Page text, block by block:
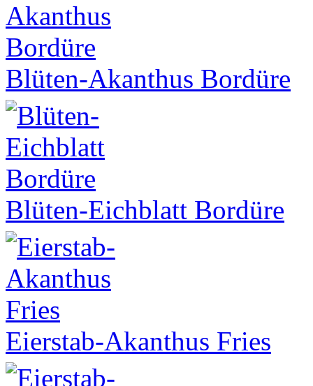
Blüten-Akanthus Bordüre
Blüten-Eichblatt Bordüre
Eierstab-Akanthus Fries